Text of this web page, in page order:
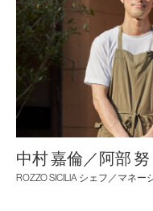
中村 嘉倫／阿部 努
ROZZO SICILIA シェフ／マネー